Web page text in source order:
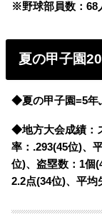
※野球部員数：
夏の甲子園
◆夏の甲子園=5年
◆地方大会成績：
率：.293(45位)、
位)、盗塁数：1個
2.2点(34位)、平